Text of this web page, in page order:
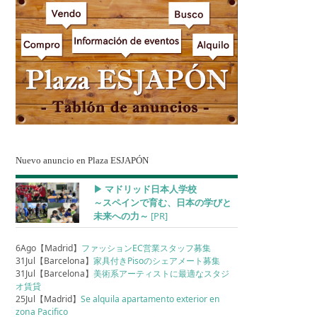
Nuevo anuncio en Plaza ESJAPÓN
▶︎ マドリッド日本人学校
～スペインで育む、日本の学びと
未来への力～ [PR]
6Ago【Madrid】 ファッションEC営業スタッフ募集
31Jul【Barcelona】家具付きPisoのシェアメート募集
31Jul【Barcelona】美術系アーティストに最適なスタジ
オ賃貸
25Jul【Madrid】Se alquila apartamento exterior en
zona Pacifico